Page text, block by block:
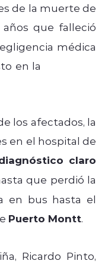
de la muerte de
que falleció
médica
en la
los afectados, la
en el hospital de
claro
que perdió la
en bus hasta el
Puerto Montt.
Ricardo Pinto,